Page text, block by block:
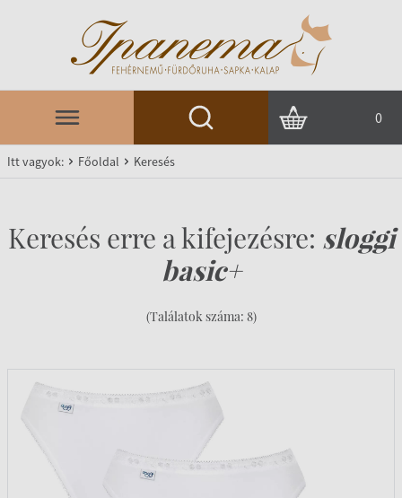
0
Itt vagyok: Főoldal Keresés
Keresés erre a kifejezésre: sloggi
basic+
(Találatok száma: 8)